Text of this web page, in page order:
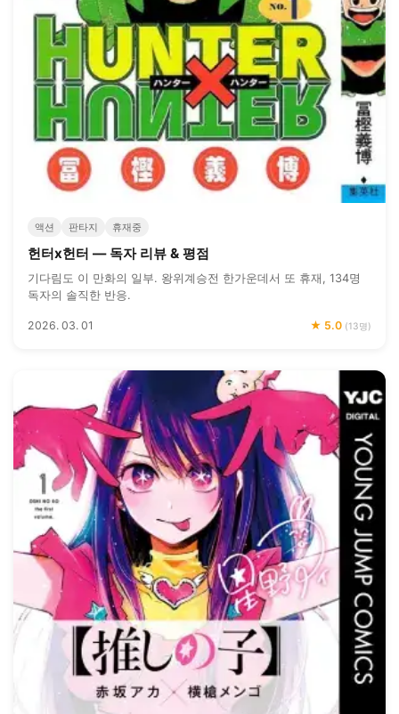
액션 판타지 휴재중
헌터x헌터 — 독자 리뷰 & 평점
기다림도 이 만화의 일부. 왕위계승전 한가운데서 또 휴재, 134명
독자의 솔직한 반응.
2026. 03. 01 ★ 5.0 (13명)